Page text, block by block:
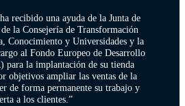
recibido una ayuda de la Junta de
la Consejería de Transformación
Conocimiento y Universidades y la
al Fondo Europeo de Desarrollo
para la implantación de su tienda
objetivos ampliar las ventas de la
de forma permanente su trabajo y
a los clientes.”